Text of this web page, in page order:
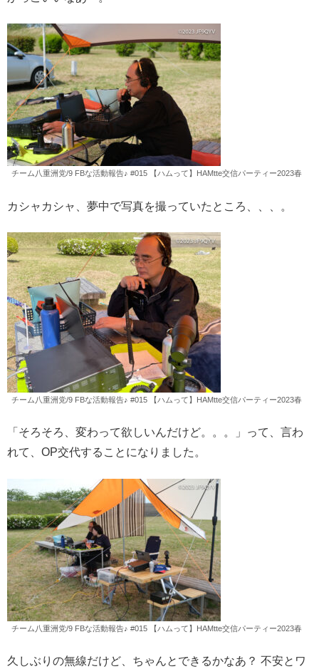
チーム八重洲党/9 FBな活動報告♪ #015 【ハムって】HAMtte交信パーティー2023春
カシャカシャ、夢中で写真を撮っていたところ、、、。
チーム八重洲党/9 FBな活動報告♪ #015 【ハムって】HAMtte交信パーティー2023春
「そろそろ、変わって欲しいんだけど。。。」って、言わ
れて、OP交代することになりました。
チーム八重洲党/9 FBな活動報告♪ #015 【ハムって】HAMtte交信パーティー2023春
久しぶりの無線だけど、ちゃんとできるかなあ？ 不安とワ